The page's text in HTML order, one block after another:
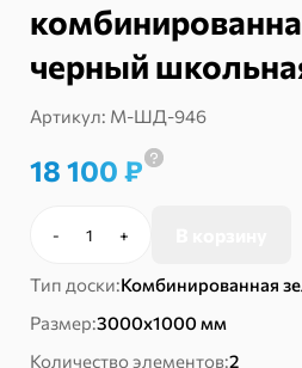
черный
Артикул: М-ШД-946
18 100 ₽
-
Количество
Двухэлементная
магнитная
+
Тип доски:Комбинированная
Размер:3000х1000 мм
Количество элементов:2